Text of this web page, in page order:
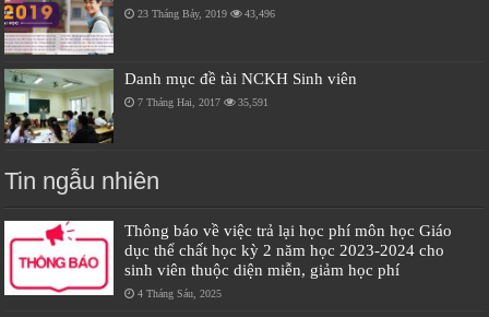
23 Tháng Bảy, 2019 43,496
Danh mục đề tài NCKH Sinh viên
7 Tháng Hai, 2017 35,591
Tin ngẫu nhiên
Thông báo về việc trả lại học phí môn học Giáo
dục thể chất học kỳ 2 năm học 2023-2024 cho
sinh viên thuộc diện miễn, giảm học phí
4 Tháng Sáu, 2025